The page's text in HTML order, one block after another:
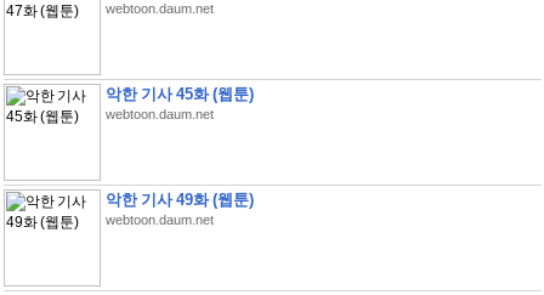
webtoon.daum.net
악한 기사 45화 (웹툰)
webtoon.daum.net
악한 기사 49화 (웹툰)
webtoon.daum.net